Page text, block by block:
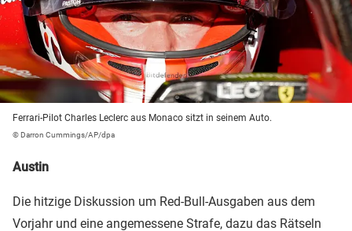
Ferrari-Pilot Charles Leclerc aus Monaco sitzt in seinem Auto.
© Darron Cummings/AP/dpa
Austin
Die hitzige Diskussion um Red-Bull-Ausgaben aus dem
Vorjahr und eine angemessene Strafe, dazu das Rätseln